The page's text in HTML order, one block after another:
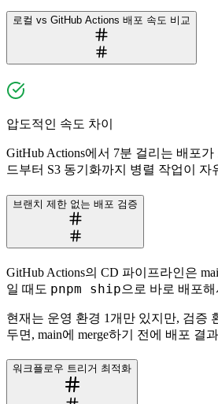
로컬 vs GitHub Actions 배포 속도 비교
압도적인 속도 차이
GitHub Actions에서 7분 걸리는 배포가
드부터 S3 동기화까지 병렬 작업이
브랜치 제한 없는 배포 검증
GitHub Actions의 CD 파이프라인은
일 때도 pnpm ship으로 바로 배포
현재는 운영 환경 1개만 있지만, 검증
두면, main에 merge하기 전에 배포
워크플로우 트리거 최적화